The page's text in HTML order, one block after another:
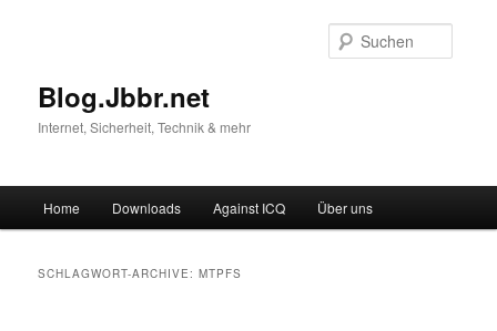
Blog.Jbbr.net
Internet, Sicherheit, Technik & mehr
Zum
Zum
Home Downloads Against ICQ Über uns
SCHLAGWORT-ARCHIVE:MTPFS